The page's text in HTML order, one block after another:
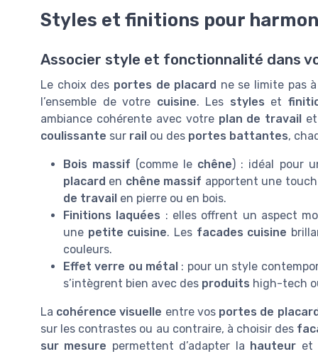
Styles et finitions pour
Associer style et fonctionnalité dans
Le choix des portes de placard ne se limite pas
l’ensemble de votre cuisine. Les styles et
ambiance cohérente avec votre plan de travail
coulissante sur rail ou des portes battantes,
Bois massif (comme le chêne) : idéal pour
placard en chêne massif apportent une
de travail en pierre ou en bois.
Finitions laquées : elles offrent un aspect
une petite cuisine. Les facades cuisine
couleurs.
Effet verre ou métal : pour un style
s’intègrent bien avec des produits high-tech
La cohérence visuelle entre vos portes de
sur les contrastes ou au contraire, à choisir des
sur mesure permettent d’adapter la hauteur